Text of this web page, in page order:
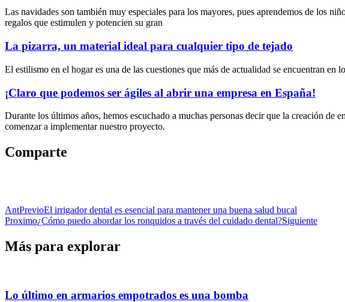
Las navidades son también muy especiales para los mayores, pues aprendemos de los
regalos que estimulen y potencien su gran
La pizarra, un material ideal para cualquier tipo de tejado
El estilismo en el hogar es una de las cuestiones que más de actualidad se encuentran
¡Claro que podemos ser ágiles al abrir una empresa en España!
Durante los últimos años, hemos escuchado a muchas personas decir que la creación de
comenzar a implementar nuestro proyecto.
Comparte
AntPrevioEl irrigador dental es esencial para mantener una buena salud bucal
Proximo¿Cómo puedo abordar los ronquidos a través del cuidado dental?Siguiente
Más para explorar
Lo último en armarios empotrados es una bomba